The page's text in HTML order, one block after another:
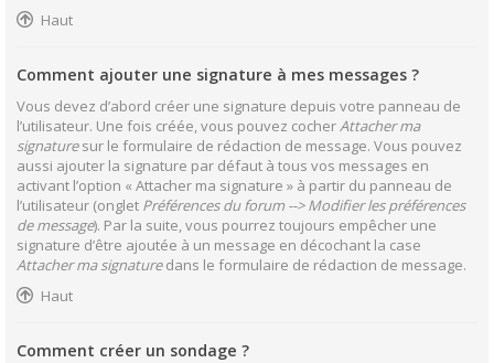
Haut
Comment ajouter une signature à mes messages ?
Vous devez d’abord créer une signature depuis votre panneau de
l’utilisateur. Une fois créée, vous pouvez cocherAttacher ma
signaturesur le formulaire de rédaction de message. Vous pouvez
aussi ajouter la signature par défaut à tous vos messages en
activant l’option « Attacher ma signature » à partir du panneau de
l’utilisateur (onglet Préférences du forum --> Modifier les préférences
de message). Par la suite, vous pourrez toujours empêcher une
signature d’être ajoutée à un message en décochant la case
Attacher ma signaturedans le formulaire de rédaction de message.
Haut
Comment créer un sondage ?